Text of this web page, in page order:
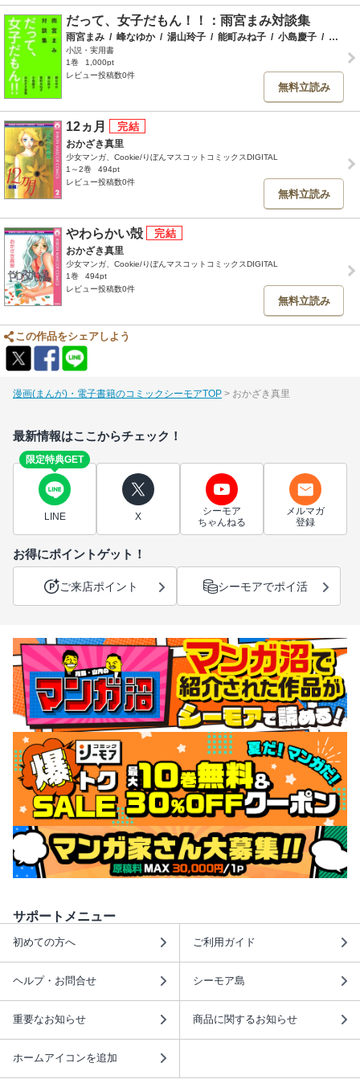
だって、女子だもん！！：雨宮まみ対談集
雨宮まみ / 峰なゆか / 湯山玲子 / 能町みね子 / 小島慶子 /
小説・実用書
1巻
1,000pt
レビュー投稿数0件
無料立読み
12ヵ月
おかざき真里
少女マンガ、Cookie/りぼんマスコットコミックスDIGITAL
1～2巻
494pt
レビュー投稿数0件
無料立読み
やわらかい殻
おかざき真里
少女マンガ、Cookie/りぼんマスコットコミックスDIGITAL
1巻
494pt
レビュー投稿数0件
無料立読み
この作品をシェアしよう
漫画(まんが)・電子書籍のコミックシーモアTOP おかざき真里
最新情報はここからチェック！
限定特典GET
LINE X
シーモア
ちゃんねる
メルマガ
登録
お得にポイントゲット！
ご来店ポイント シーモアでポイ活
サポートメニュー
初めての方へ ご利用ガイド
ヘルプ・お問合せ シーモア島
重要なお知らせ 商品に関するお知らせ
ホームアイコンを追加